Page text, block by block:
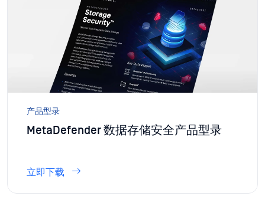
产品型录
MetaDefender 数据存储安全产品型录
立即下载